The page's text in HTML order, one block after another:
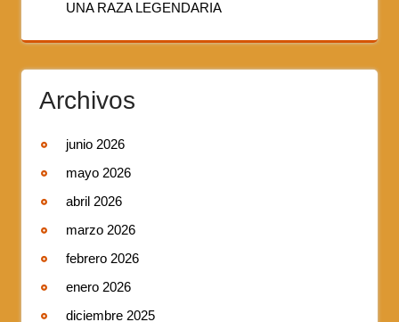
UNA RAZA LEGENDARIA
Archivos
junio 2026
mayo 2026
abril 2026
marzo 2026
febrero 2026
enero 2026
diciembre 2025